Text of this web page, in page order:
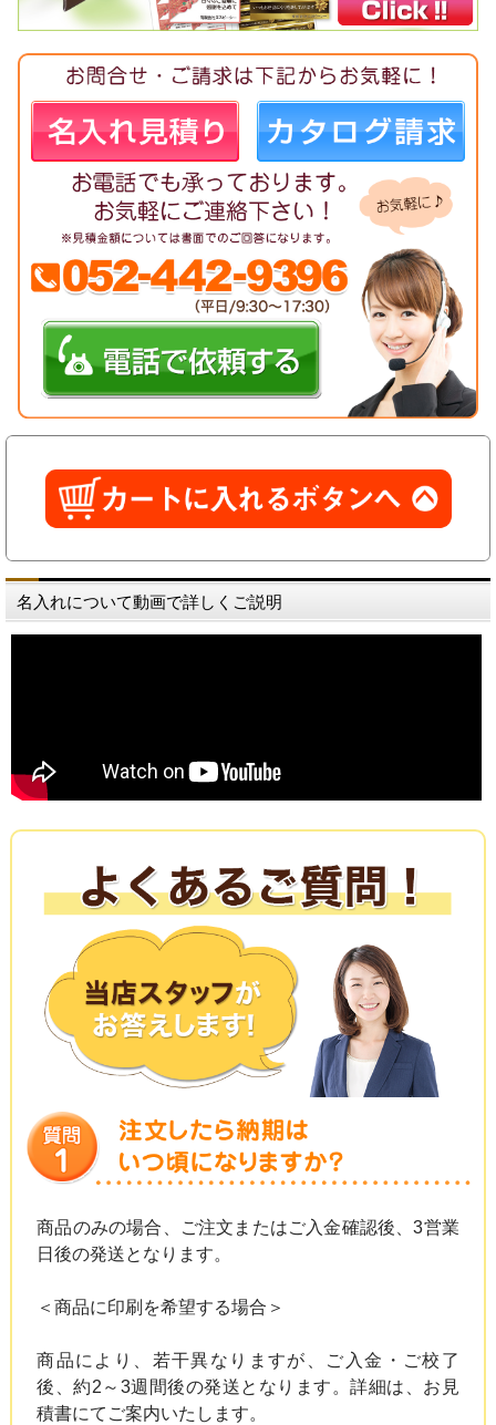
名入れについて動画で詳しくご説明
商品のみの場合、ご注文またはご入金確認後、3営業
日後の発送となります。
＜商品に印刷を希望する場合＞
商品により、若干異なりますが、ご入金・ご校了
後、約2～3週間後の発送となります。詳細は、お見
積書にてご案内いたします。